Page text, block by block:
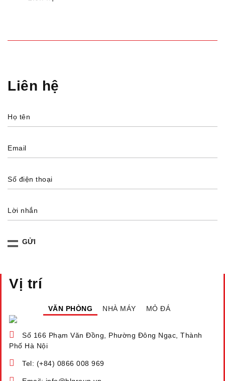
Liên hệ
Họ tên
Email
Số điện thoại
Lời nhắn
Vị trí
VĂN PHÒNG NHÀ MÁY MỎ ĐÁ
Số 166 Phạm Văn Đồng, Phường Đông Ngạc, Thành
Phố Hà Nội
Tel: (+84) 0866 008 969